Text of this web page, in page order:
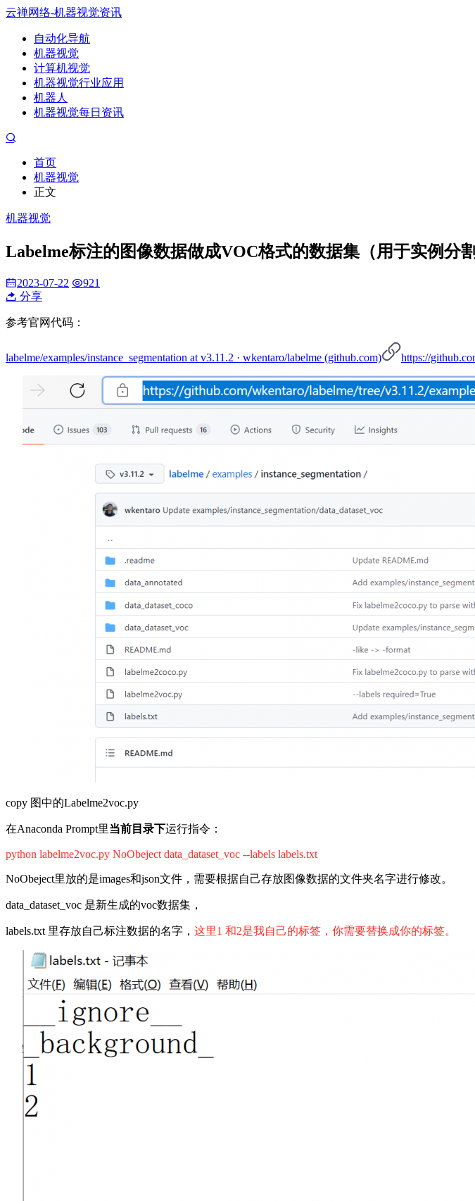
云禅网络-机器视觉资讯
自动化导航
机器视觉
计算机视觉
机器视觉行业应用
机器人
机器视觉每日资讯
首页
机器视觉
正文
机器视觉
Labelme标注的图像数据做成VOC格式的数据集（用于实例分
2023-07-22
921
分享
参考官网代码：
labelme/examples/instance_segmentation at v3.11.2 · wkentaro/labelme (github.com) https://
copy 图中的Labelme2voc.py
在Anaconda Prompt里当前目录下运行指令：
python labelme2voc.py NoObeject data_dataset_voc --labels labels.txt
NoObeject里放的是images和json文件，需要根据自己存放图像数据的文件夹名字进行修改。
data_dataset_voc 是新生成的voc数据集，
labels.txt 里存放自己标注数据的名字， 这里1 和2是我自己的标签，你需要替换成你的标签。